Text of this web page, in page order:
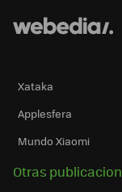
Xataka
Applesfera
Mundo Xiaomi
Otras